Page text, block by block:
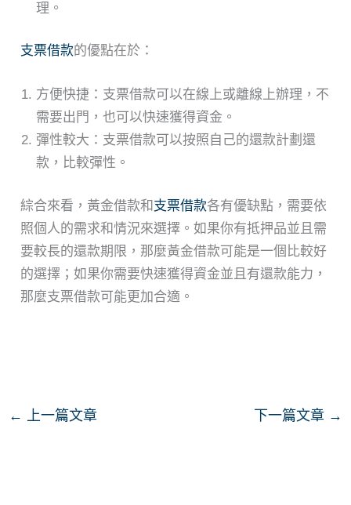
理。
支票借款的優點在於：
方便快捷：支票借款可以在線上或離線上辦理，不
需要出門，也可以快速獲得資金。
彈性較大：支票借款可以按照自己的還款計劃還
款，比較彈性。
綜合來看，黃金借款和 支票借款各有優缺點，需要依
照個人的需求和情況來選擇。如果你有抵押品並且需
要較長的還款期限，那麼黃金借款可能是一個比較好
的選擇；如果你需要快速獲得資金並且有還款能力，
那麼支票借款可能更加合適。
← 上一篇文章 下一篇文章 →